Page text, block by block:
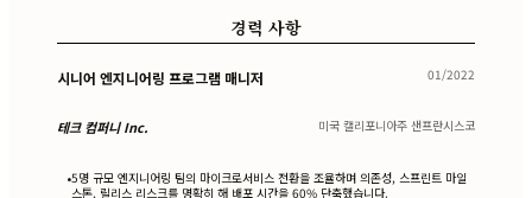
경력 사항
시니어 엔지니어링 프로그램 매니저 01/2022
테크 컴퍼니 Inc. 미국 캘리포니아주 샌프란시스코
•5명 규모 엔지니어링 팀의 마이크로서비스 전환을 조율하며 의존성, 스프린트 마일
스톤, 릴리스 리스크를 명확히 해 배포 시간을 60% 단축했습니다.